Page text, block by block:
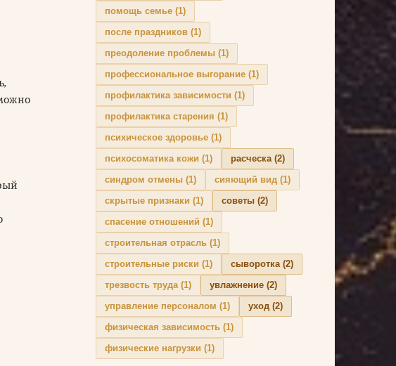
помощь семье (1)
после праздников (1)
преодоление проблемы (1)
профессиональное выгорание (1)
профилактика зависимости (1)
профилактика старения (1)
психическое здоровье (1)
психосоматика кожи (1) расческа(2)
синдром отмены (1) сияющий вид (1)
скрытые признаки (1) советы (2)
спасение отношений (1)
строительная отрасль (1)
строительные риски (1) сыворотка(2)
трезвость труда(1) увлажнение (2)
управление персоналом (1) уход (2)
физическая зависимость (1)
физические нагрузки (1)